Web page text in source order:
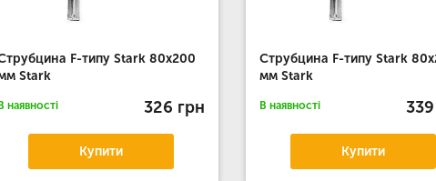
F-типу Stark 80x200
Stark
В наявності 326 грн
Купити
Струбцина F-типу Stark
мм Stark
В наявності
Купити